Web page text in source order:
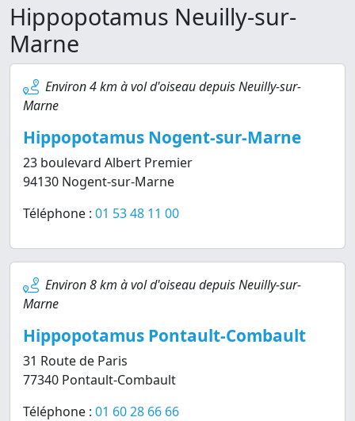
Hippopotamus Neuilly-sur-
Marne
Environ 4 km à vol d'oiseau depuis Neuilly-sur-
Marne
Hippopotamus Nogent-sur-Marne
23 boulevard Albert Premier
94130 Nogent-sur-Marne
Téléphone : 01 53 48 11 00
Environ 8 km à vol d'oiseau depuis Neuilly-sur-
Marne
Hippopotamus Pontault-Combault
31 Route de Paris
77340 Pontault-Combault
Téléphone : 01 60 28 66 66